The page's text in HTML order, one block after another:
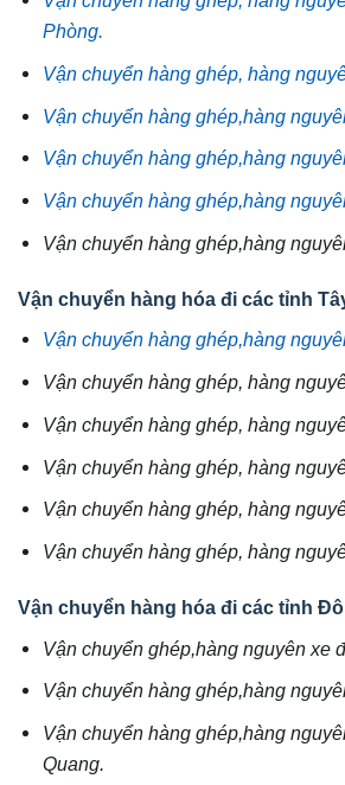
Phòng.
Vận chuyển hàng ghép, hàng
Vận chuyển hàng ghép,hàng
Vận chuyển hàng ghép,hàng
Vận chuyển hàng ghép,hàng
Vận chuyển hàng ghép,hàng
Vận chuyển hàng hóa đi các tỉnh
Vận chuyển hàng ghép,hàng
Vận chuyển hàng ghép, hàng
Vận chuyển hàng ghép, hàng
Vận chuyển hàng ghép, hàng
Vận chuyển hàng ghép, hàng
Vận chuyển hàng ghép, hàng
Vận chuyển hàng hóa đi các tỉnh
Vận chuyển ghép,hàng nguyên xe
Vận chuyển hàng ghép,hàng
Vận chuyển hàng ghép,hàng
Quang.